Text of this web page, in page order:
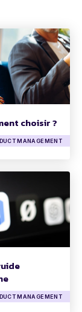
choisir ?
MANAGEMENT
MANAGEMENT